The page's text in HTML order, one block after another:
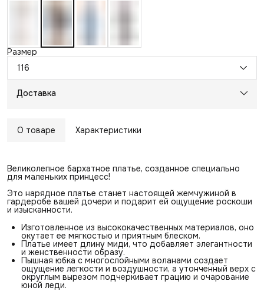
Размер
116
Доставка
О товаре Характеристики
Великолепное бархатное платье, созданное специально
для маленьких принцесс!
Это нарядное платье станет настоящей жемчужиной в
гардеробе вашей дочери и подарит ей ощущение роскоши
и изысканности.
Изготовленное из высококачественных материалов, оно
окутает ее мягкостью и приятным блеском.
Платье имеет длину миди, что добавляет элегантности
и женственности образу.
Пышная юбка с многослойными воланами создает
ощущение легкости и воздушности, а утонченный верх с
округлым вырезом подчеркивает грацию и очарование
юной леди.